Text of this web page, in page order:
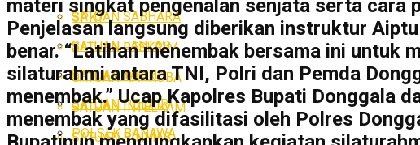
SATUAN SABHARA
SATUAN LANTAS
SATUAN TAHTI
SATUAN POLAIR
POLSEK BANAWA
SPKT
SATUAN RESKRIM
SATUAN NARKOBA
SATUAN INTELKAM
SATUAN BINMAS
materi singkat pengenalan senjata serta cara
Penjelasan langsung diberikan instruktur
benar. “Latihan menembak bersama ini
silaturahmi antara TNI, Polri dan Pemda
menembak.” Ucap Kapolres Bupati Donggala
menembak yang difasilitasi oleh Polres